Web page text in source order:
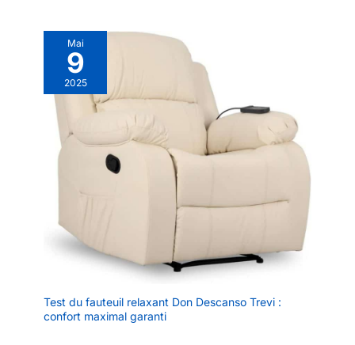
Mai
9
2025
Test du fauteuil relaxant Don Descanso Trevi :
confort maximal garanti